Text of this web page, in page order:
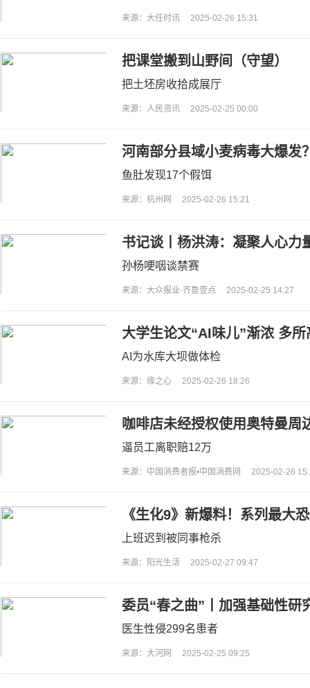
来源：大任时讯 2025-02-26 15:31
把课堂搬到山野间（守望）
把土坯房收拾成展厅
来源：人民资讯 2025-02-25 00:00
河南部分县域小麦病毒大爆发
鱼肚发现17个假饵
来源：杭州网 2025-02-26 15:21
书记谈丨杨洪涛：凝聚人心力
全市统战事业发展新局面
孙杨哽咽谈禁赛
来源：大众报业·齐鲁壹点 2025-02-25 14:27
大学生论文“AI味儿”渐浓 多
AI为水库大坝做体检
来源：缘之心 2025-02-26 18:26
咖啡店未经授权使用奥特曼周
逼员工离职赔12万
来源：中国消费者报•中国消费网 2025-02-26
《生化9》新爆料！系列最大
出
上班迟到被同事枪杀
来源：阳光生活 2025-02-27 09:47
委员“春之曲”丨加强基础性研
靠”
医生性侵299名患者
来源：大河网 2025-02-25 09:25